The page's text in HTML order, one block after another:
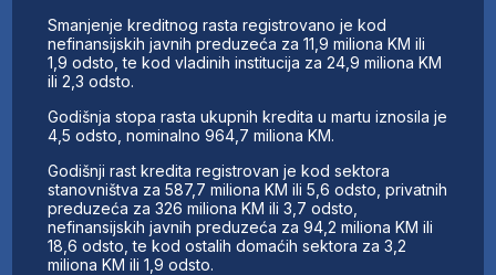
Smanjenje kreditnog rasta registrovano je kod
nefinansijskih javnih preduzeća za 11,9 miliona KM ili
1,9 odsto, te kod vladinih institucija za 24,9 miliona KM
ili 2,3 odsto.
Godišnja stopa rasta ukupnih kredita u martu iznosila je
4,5 odsto, nominalno 964,7 miliona KM.
Godišnji rast kredita registrovan je kod sektora
stanovništva za 587,7 miliona KM ili 5,6 odsto, privatnih
preduzeća za 326 miliona KM ili 3,7 odsto,
nefinansijskih javnih preduzeća za 94,2 miliona KM ili
18,6 odsto, te kod ostalih domaćih sektora za 3,2
miliona KM ili 1,9 odsto.